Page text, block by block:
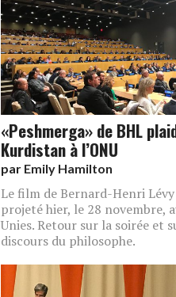
«Peshmerga» de BHL
Kurdistan à l’ONU
par Emily Hamilton
Le film de Bernard-Henri
projeté hier, le 28 novembre,
Unies. Retour sur la soirée et
discours du philosophe.